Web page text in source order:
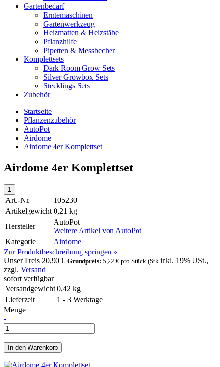
Gartenbedarf
Erntemaschinen
Gartenwerkzeug
Heizmatten & Heizstäbe
Pflanzhilfe
Pipetten & Messbecher
Komplettsets
Dark Room Grow Sets
Silver Growbox Sets
Stecklings Sets
Zubehör
Startseite
Pflanzenzubehör
AutoPot
Airdome
Airdome 4er Komplettset
Airdome 4er Komplettset
Art.-Nr.
105230
Artikelgewicht 0,21 kg
Hersteller
AutoPot
Weitere Artikel von AutoPot
Kategorie
Airdome
Zur Produktbeschreibung springen »
Unser Preis 20,90 € Grundpreis: 5,22 € pro Stück (Stk inkl. 19% USt.,
zzgl. Versand
sofort verfügbar
Versandgewicht 0,42 kg
Lieferzeit
1 - 3 Werktage
Menge
-
+
In den Warenkorb